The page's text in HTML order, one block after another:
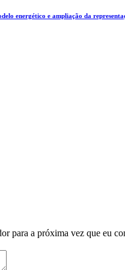
energético e ampliação da
para a próxima vez que eu